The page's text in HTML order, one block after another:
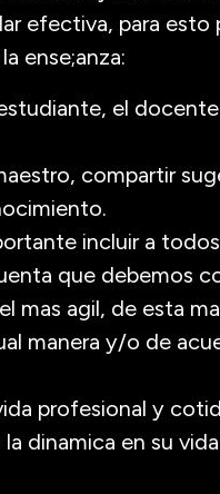
efectiva, para
ense;anza:
el
compartir
incluir a
que debemos
mas agil, de esta
manera y/o de
profesional y
dinamica en su